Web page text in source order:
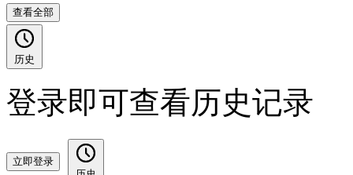
查看全部
历史
登录即可查看历史记录
立即登录